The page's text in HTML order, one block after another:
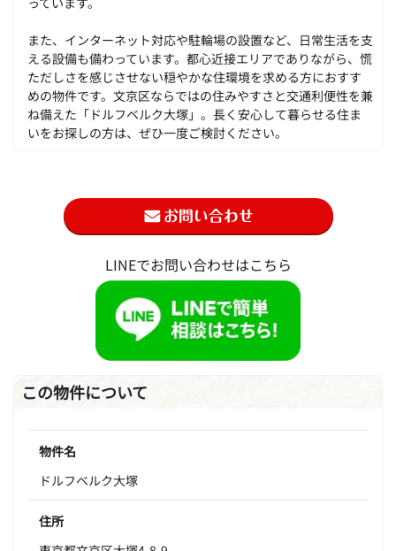
また、インターネット対応や駐輪場の設置など、日常生活を支
える設備も備わっています。都心近接エリアでありながら、慌
ただしさを感じさせない穏やかな住環境を求める方におすす
めの物件です。文京区ならではの住みやすさと交通利便性を兼
ね備えた「ドルフベルク大塚」。長く安心して暮らせる住ま
いをお探しの方は、ぜひ一度ご検討ください。
LINEでお問い合わせはこちら
この物件について
物件名
ドルフベルク大塚
住所